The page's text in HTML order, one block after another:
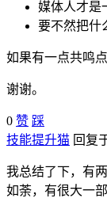
媒体人才是
要不然把什
如果有一点共鸣
谢谢。
0 赞 踩
技能提升猫 回复
我总结了下，有
如荼，有很大一